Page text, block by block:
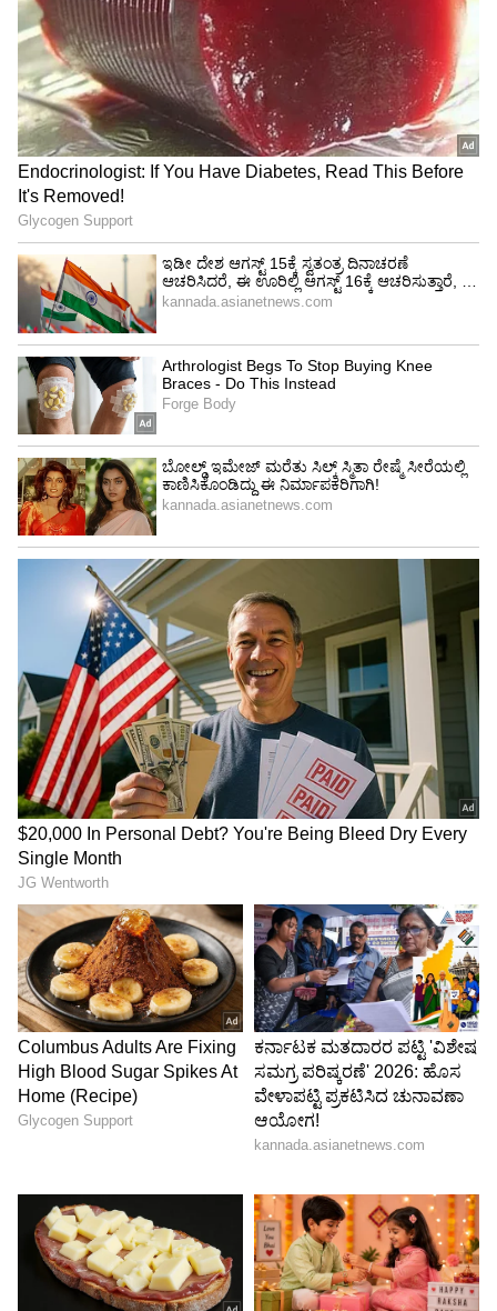
ಎಂದು ಬೇಸರ ವ್ಯಕ್ತಪಡಿಸ್ತಿದ್ದಾರೆ. ಅದೇನೇ ಇರಲಿ, ನಿಮಗೆ
ನಟನೆ ಬರುತ್ತೆ, ಸೀರಿಯಲ್ ಮಾಡಲು ಆಸಕ್ತಿ ಇದೆ ಅಂದ್ರೆ
ಒಂದು ಟ್ರೈ ಮಾಡಿ, ಆಡಿಷನ್ ನೀಡಿ. ಆಲ್ ದಿ ಬೆಸ್ಟ್.